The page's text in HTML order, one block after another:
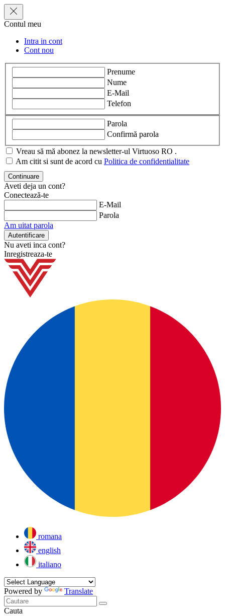
Contul meu
Intra in cont
Cont nou
Prenume
Nume
E-Mail
Telefon
Parola
Confirmă parola
Vreau să mă abonez la newsletter-ul Virtuoso RO .
Am citit si sunt de acord cu Politica de confidentialitate
Aveti deja un cont?
Conectează-te
E-Mail
Parola
Am uitat parola
Nu aveti inca cont?
Inregistreaza-te
romana
english
italiano
Powered by Translate
Cauta